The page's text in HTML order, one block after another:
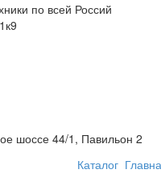
по всей Россий
шоссе 44/1, Павильон 2
Каталог